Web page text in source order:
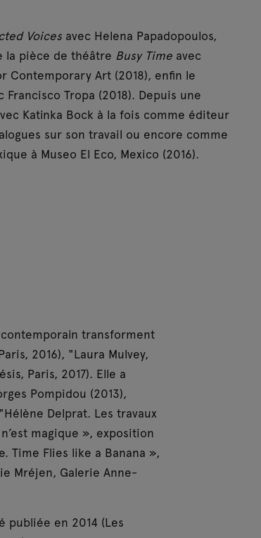
Voicesavec Helena Papadopoulos,
la pièce de théâtre Busy Timeavec
Contemporary Art (2018), enfin le
Tropa (2018). Depuis une
Katinka Bock à la fois comme éditeur
sur son travail ou encore comme
à Museo El Eco, Mexico (2016).
transforment
2016), "Laura Mulvey,
Paris, 2017). Elle a
Pompidou (2013),
Delprat. Les travaux
magique », exposition
Time Flies like a Banana »,
Mréjen, Galerie Anne-
publiée en 2014 (Les